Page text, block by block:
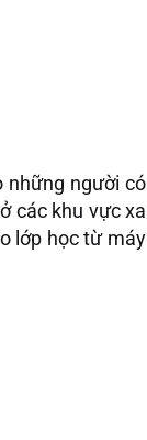
những người có
các khu vực xa
lớp học từ máy